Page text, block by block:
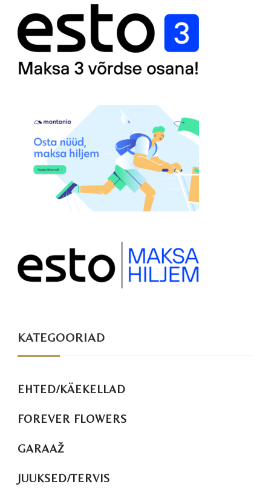
KATEGOORIAD
EHTED/KÄEKELLAD
FOREVER FLOWERS
GARAAŽ
JUUKSED/TERVIS